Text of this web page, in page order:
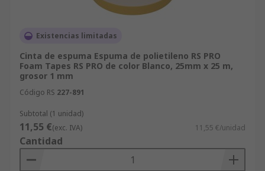
Existencias limitadas
Cinta de espuma Espuma de polietileno RS PRO
Foam Tapes RS PRO de color Blanco, 25mm x 25 m,
grosor 1 mm
Código RS 227-891
Subtotal (1 unidad)
11,55 €(exc. IVA) 11,55 €/unidad
Cantidad